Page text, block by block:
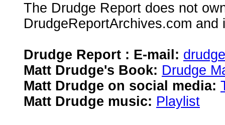
The Drudge Report does not
DrudgeReportArchives.com
Drudge Report : E-mail:
Matt Drudge's Book: Drudge
Matt Drudge on social media:
Matt Drudge music: Playlist